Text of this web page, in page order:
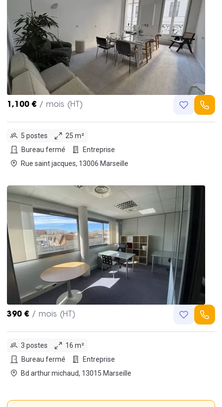
1,100 € / mois (HT)
5 postes
25 m²
Bureau fermé
Entreprise
Rue saint jacques, 13006 Marseille
390 € / mois (HT)
3 postes
16 m²
Bureau fermé
Entreprise
Bd arthur michaud, 13015 Marseille